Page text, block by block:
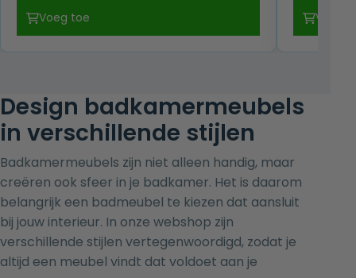
€ 529,00.€ 319,00.
Voeg toe Voeg
Design badkamermeubels
in verschillende stijlen
Badkamermeubels zijn niet alleen handig, maar
creëren ook sfeer in je badkamer. Het is daarom
belangrijk een badmeubel te kiezen dat aansluit
bij jouw interieur. In onze webshop zijn
verschillende stijlen vertegenwoordigd, zodat je
altijd een meubel vindt dat voldoet aan je